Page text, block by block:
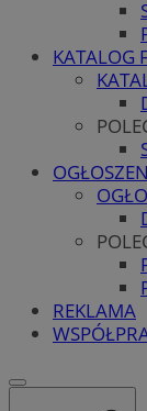
KATALOG
REKLAMA